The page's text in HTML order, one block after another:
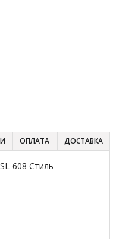
ОПЛАТА ДОСТАВКА
608 Стиль